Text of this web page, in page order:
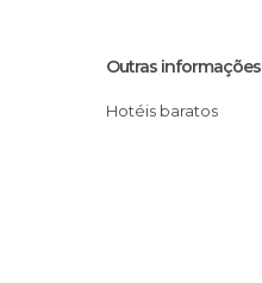
Outras informações
Hotéis baratos